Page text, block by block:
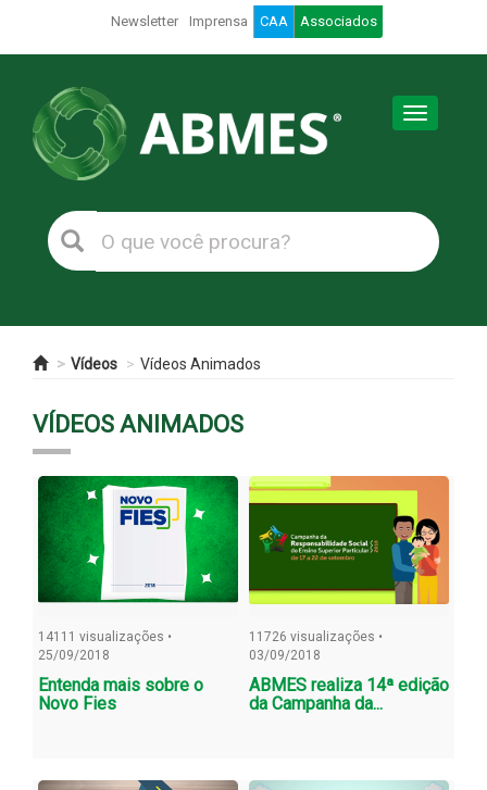
Newsletter Imprensa CAA Associados
Toggle
Vídeos Vídeos Animados
VÍDEOS ANIMADOS
14111 visualizações •
25/09/2018
Entenda mais sobre o
Novo Fies
11726 visualizações •
03/09/2018
ABMES realiza 14ª edição
da Campanha da...